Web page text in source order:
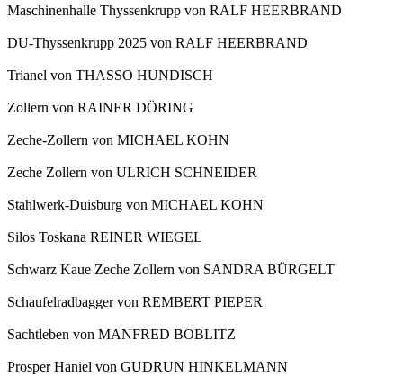
Maschinenhalle Thyssenkrupp von RALF HEERBRAND
DU-Thyssenkrupp 2025 von RALF HEERBRAND
Trianel von THASSO HUNDISCH
Zollern von RAINER DÖRING
Zeche-Zollern von MICHAEL KOHN
Zeche Zollern von ULRICH SCHNEIDER
Stahlwerk-Duisburg von MICHAEL KOHN
Silos Toskana REINER WIEGEL
Schwarz Kaue Zeche Zollern von SANDRA BÜRGELT
Schaufelradbagger von REMBERT PIEPER
Sachtleben von MANFRED BOBLITZ
Prosper Haniel von GUDRUN HINKELMANN